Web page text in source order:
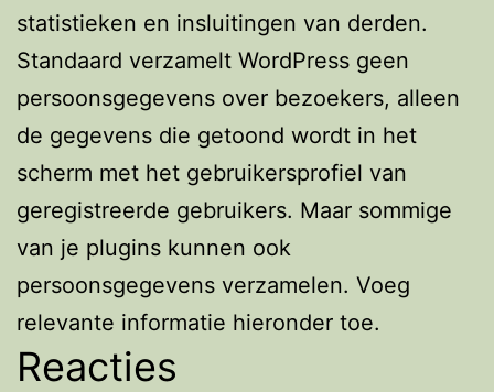
statistieken en insluitingen van derden.
Standaard verzamelt WordPress geen
persoonsgegevens over bezoekers, alleen
de gegevens die getoond wordt in het
scherm met het gebruikersprofiel van
geregistreerde gebruikers. Maar sommige
van je plugins kunnen ook
persoonsgegevens verzamelen. Voeg
relevante informatie hieronder toe.
Reacties